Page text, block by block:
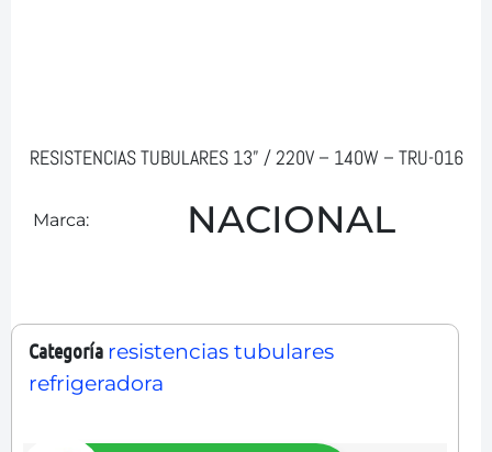
RESISTENCIAS TUBULARES 13” / 220V – 140W – TRU-016
Marca: NACIONAL
Categoría resistencias tubulares
refrigeradora